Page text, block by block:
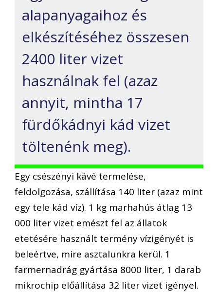
alapanyagaihoz és
elkészítéséhez összesen
2400 liter vizet
használnak fel (azaz
annyit, mintha 17
fürdőkádnyi kád vizet
töltenénk meg).
Egy csészényi kávé termelése,
feldolgozása, szállítása 140 liter (azaz mint
egy tele kád víz). 1 kg marhahús átlag 13
000 liter vizet emészt fel az állatok
etetésére használt termény vízigényét is
beleértve, mire asztalunkra kerül. 1
farmernadrág gyártása 8000 liter, 1 darab
mikrochip előállítása 32 liter vizet igényel.